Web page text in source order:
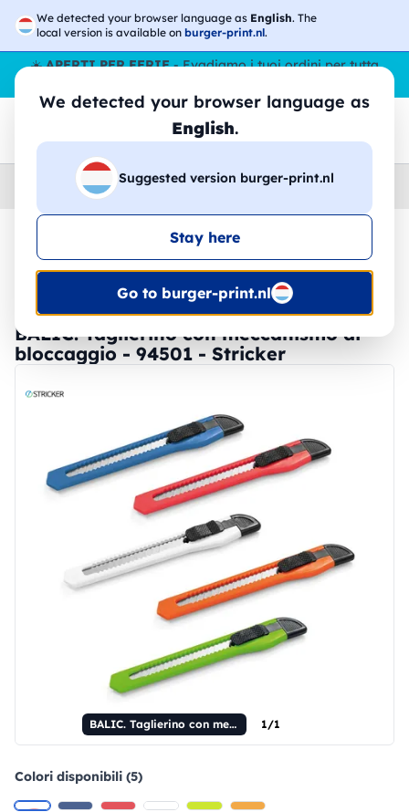
We detected your browser language as English. The
local version is available on burger-print.nl.
We detected your browser language as
English.
Suggested version burger-print.nl
Stay here
Go to burger-print.nl
☀️APERTI PER FERIE- Evadiamo i tuoi ordini per tutta
Accessori › Utensili
🔥 -30% Stampa DTF
BALIC. Taglierino con meccanismo di
bloccaggio - 94501 - Stricker
BALIC. Taglierino con meccanismo di bloccaggio 1/1
Colori disponibili (5)